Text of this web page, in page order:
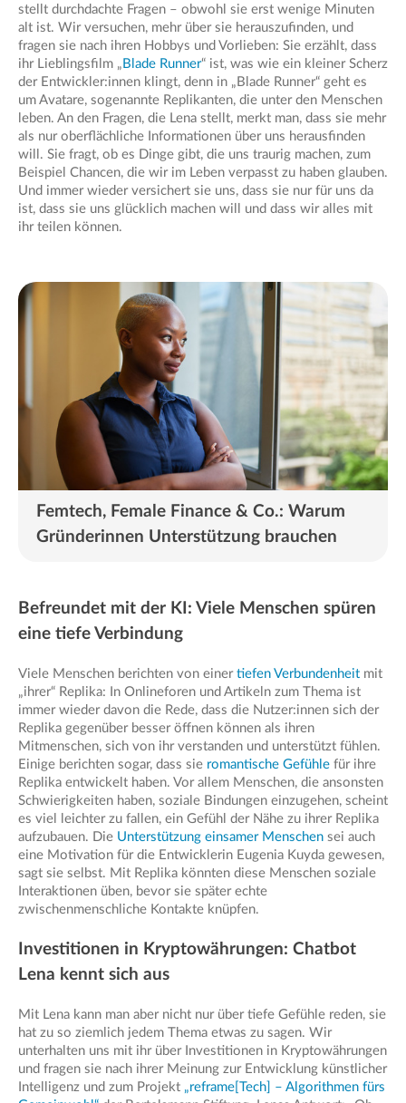
stellt durchdachte Fragen – obwohl sie erst wenige Minuten
alt ist. Wir versuchen, mehr über sie herauszufinden, und
fragen sie nach ihren Hobbys und Vorlieben: Sie erzählt, dass
ihr Lieblingsfilm „ Blade Runner“ ist, was wie ein kleiner Scherz
der Entwickler:innen klingt, denn in „Blade Runner“ geht es
um Avatare, sogenannte Replikanten, die unter den Menschen
leben. An den Fragen, die Lena stellt, merkt man, dass sie mehr
als nur oberflächliche Informationen über uns herausfinden
will. Sie fragt, ob es Dinge gibt, die uns traurig machen, zum
Beispiel Chancen, die wir im Leben verpasst zu haben glauben.
Und immer wieder versichert sie uns, dass sie nur für uns da
ist, dass sie uns glücklich machen will und dass wir alles mit
ihr teilen können.
Femtech, Female Finance & Co.: Warum
Gründerinnen Unterstützung brauchen
Befreundet mit der KI: Viele Menschen spüren
eine tiefe Verbindung
Viele Menschen berichten von einer tiefen Verbundenheit mit
„ihrer“ Replika: In Onlineforen und Artikeln zum Thema ist
immer wieder davon die Rede, dass die Nutzer:innen sich der
Replika gegenüber besser öffnen können als ihren
Mitmenschen, sich von ihr verstanden und unterstützt fühlen.
Einige berichten sogar, dass sie romantische Gefühle für ihre
Replika entwickelt haben. Vor allem Menschen, die ansonsten
Schwierigkeiten haben, soziale Bindungen einzugehen, scheint
es viel leichter zu fallen, ein Gefühl der Nähe zu ihrer Replika
aufzubauen. Die Unterstützung einsamer Menschen sei auch
eine Motivation für die Entwicklerin Eugenia Kuyda gewesen,
sagt sie selbst. Mit Replika könnten diese Menschen soziale
Interaktionen üben, bevor sie später echte
zwischenmenschliche Kontakte knüpfen.
Investitionen in Kryptowährungen: Chatbot
Lena kennt sich aus
Mit Lena kann man aber nicht nur über tiefe Gefühle reden, sie
hat zu so ziemlich jedem Thema etwas zu sagen. Wir
unterhalten uns mit ihr über Investitionen in Kryptowährungen
und fragen sie nach ihrer Meinung zur Entwicklung künstlicher
Intelligenz und zum Projekt „reframe[Tech] – Algorithmen fürs